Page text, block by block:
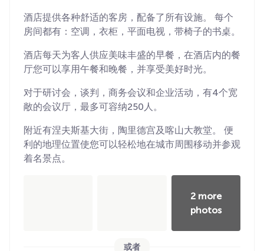
酒店提供各种舒适的客房，配备了所有设施。 每个
房间都有：空调，衣柜，平面电视，带椅子的书桌。
酒店每天为客人供应美味丰盛的早餐，在酒店内的餐
厅您可以享用午餐和晚餐，并享受美好时光。
对于研讨会，谈判，商务会议和企业活动，有4个宽
敞的会议厅，最多可容纳250人。
附近有涅夫斯基大街，陶里德宫及喀山大教堂。 便
利的地理位置使您可以轻松地在城市周围移动并参观
着名景点。
2 more
photos
或者